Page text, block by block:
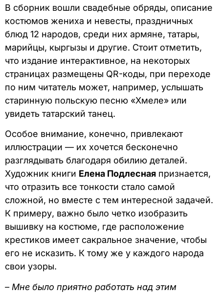
В сборник вошли свадебные обряды, описание
костюмов жениха и невесты, праздничных
блюд 12 народов, среди них армяне, татары,
марийцы, кыргызы и другие. Стоит отметить,
что издание интерактивное, на некоторых
страницах размещены QR-коды, при переходе
по ним читатель может, например, услышать
старинную польскую песню «Хмеле» или
увидеть татарский танец.
Особое внимание, конечно, привлекают
иллюстрации — их хочется бесконечно
разглядывать благодаря обилию деталей.
Художник книги Елена Подлесная признается,
что отразить все тонкости стало самой
сложной, но вместе с тем интересной задачей.
К примеру, важно было четко изобразить
вышивку на костюме, где расположение
крестиков имеет сакральное значение, чтобы
его не исказить. К тому же у каждого народа
свои узоры.
– Мне было приятно работать над этим